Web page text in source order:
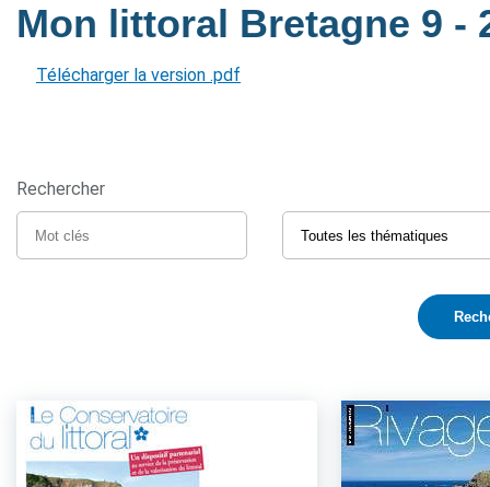
Mon littoral Bretagne 9 -
Télécharger la version .pdf
Rechercher